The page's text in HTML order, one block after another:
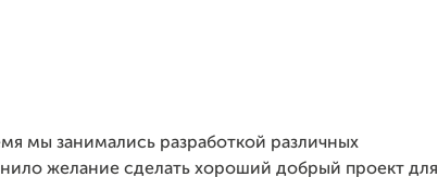
мы занимались разработкой различных
желание сделать хороший добрый проект для